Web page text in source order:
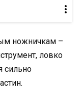
ножничкам –
ловко
сильно